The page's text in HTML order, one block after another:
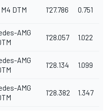
DTM 1'27.786 0.751
AMG
1'28.057 1.022
AMG
1'28.134 1.099
AMG
1'28.382 1.347